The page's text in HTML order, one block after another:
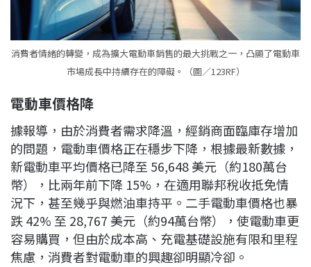
消費者情緒的轉變，成為擴大電動車銷售的最大挑戰之一，凸顯了電動車
市場成長中持續存在的障礙。（圖／123RF）
電動車價格降
據報導，由於消費者需求降溫，經銷商面臨庫存增加
的問題，電動車價格正在穩步下降，根據最新數據，
新電動車平均價格已降至 56,648 美元（約180萬台
幣），比兩年前下降 15%，在適用聯邦稅收抵免情
況下，甚至幾乎與燃油車持平。二手電動車價格也暴
跌 42% 至 28,767 美元（約94萬台幣），使電動車更
容易購買，但由於成本高、充電基礎設施有限和里程
焦慮，消費者對電動車的興趣卻明顯冷卻。